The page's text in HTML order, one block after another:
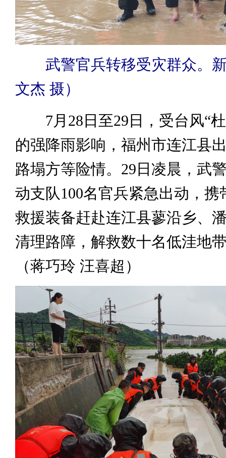
武警官兵转移受灾群众。
文杰 摄）
7月28日至29日，受台风“杜
的强降雨影响，福州市连江县
路塌方等险情。29日凌晨，武
动支队100名官兵紧急出动，携
救援装备赶赴连江县蓼沿乡、
清理路障，解救数十名低洼地
（蒋巧玲 汪喜超）